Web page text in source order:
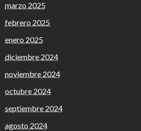
marzo 2025
febrero 2025
enero 2025
diciembre 2024
noviembre 2024
octubre 2024
septiembre 2024
agosto 2024